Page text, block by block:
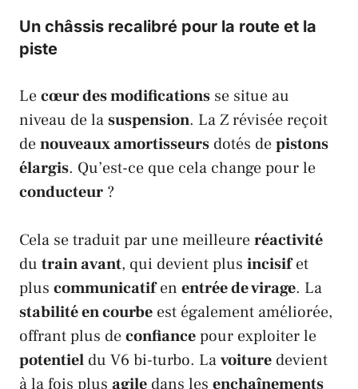
Un châssis recalibré pour la route et la
piste
Lecœur des modifications se situe au
niveau de lasuspension. LaZrévisée reçoit
denouveaux amortisseurs dotés depistons
élargis. Qu’est-ce que cela change pour le
conducteur ?
Cela se traduit par une meilleureréactivité
du train avant, qui devient plus incisifet
plus communicatifen entrée de virage. La
stabilité en courbe est également améliorée,
offrant plus deconfiancepour exploiter le
potentiel du V6 bi-turbo. Lavoiture devient
à la fois plus agile dans les enchaînements